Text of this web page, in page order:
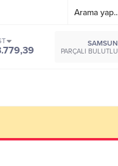
SAMSUN
PARÇALI BULUTLU